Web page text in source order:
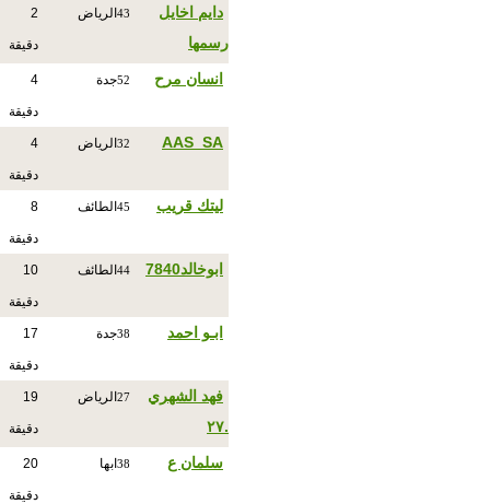
دايم اخايل
رسمها
43 الرياض 2
دقيقة
انسان مرح 52جدة 4
دقيقة
AAS_SA
32 الرياض 4
دقيقة
ليتك قريب 45 الطائف 8
دقيقة
ابوخالد7840 44 الطائف 10
دقيقة
ابـو احمد 38جدة 17
دقيقة
فهد الشهري
.٢٧
27 الرياض 19
دقيقة
سلمان ع 38 ابها 20
دقيقة